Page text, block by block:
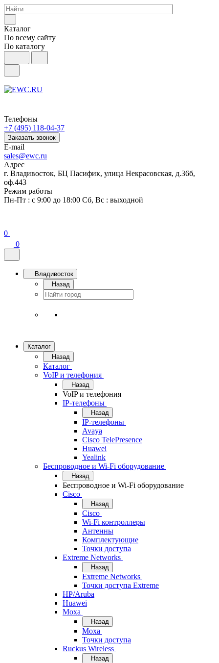
Каталог
По всему сайту
По каталогу
Телефоны
+7 (495) 118-04-37
Заказать звонок
E-mail
sales@ewc.ru
Адрес
г. Владивосток, БЦ Пасифик, улица Некрасовская, д.36б,
оф.443
Режим работы
Пн-Пт : с 9:00 до 18:00 Сб, Вс : выходной
0
0
Владивосток
Назад
Каталог
Назад
Каталог
VoIP и телефония
Назад
VoIP и телефония
IP-телефоны
Назад
IP-телефоны
Avaya
Cisco TelePresence
Huawei
Yealink
Беспроводное и Wi-Fi оборудование
Назад
Беспроводное и Wi-Fi оборудование
Cisco
Назад
Cisco
Wi-Fi контроллеры
Антенны
Комплектующие
Точки доступа
Extreme Networks
Назад
Extreme Networks
Точки доступа Extreme
HP/Aruba
Huawei
Moxa
Назад
Moxa
Точки доступа
Ruckus Wireless
Назад